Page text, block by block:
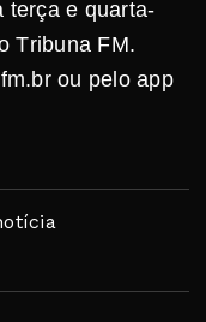
terça e quarta-
Tribuna FM.
ou pelo app